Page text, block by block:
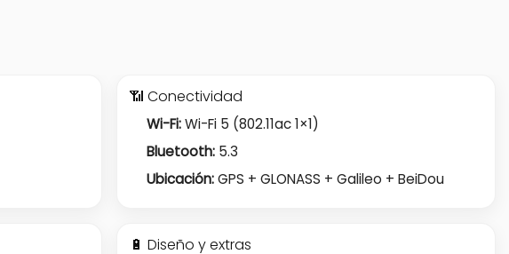
📶 Conectividad
Wi-Fi:Wi-Fi 5 (802.11ac 1×1)
Bluetooth: 5.3
Ubicación:GPS + GLONASS + Galileo + BeiDou
🔋 Diseño y extras